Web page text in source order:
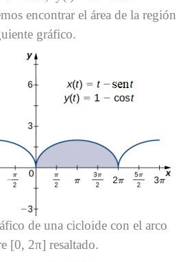
encontrar el área de la región
gráfico.
de una cicloide con el arco
[0, 2π] resaltado.